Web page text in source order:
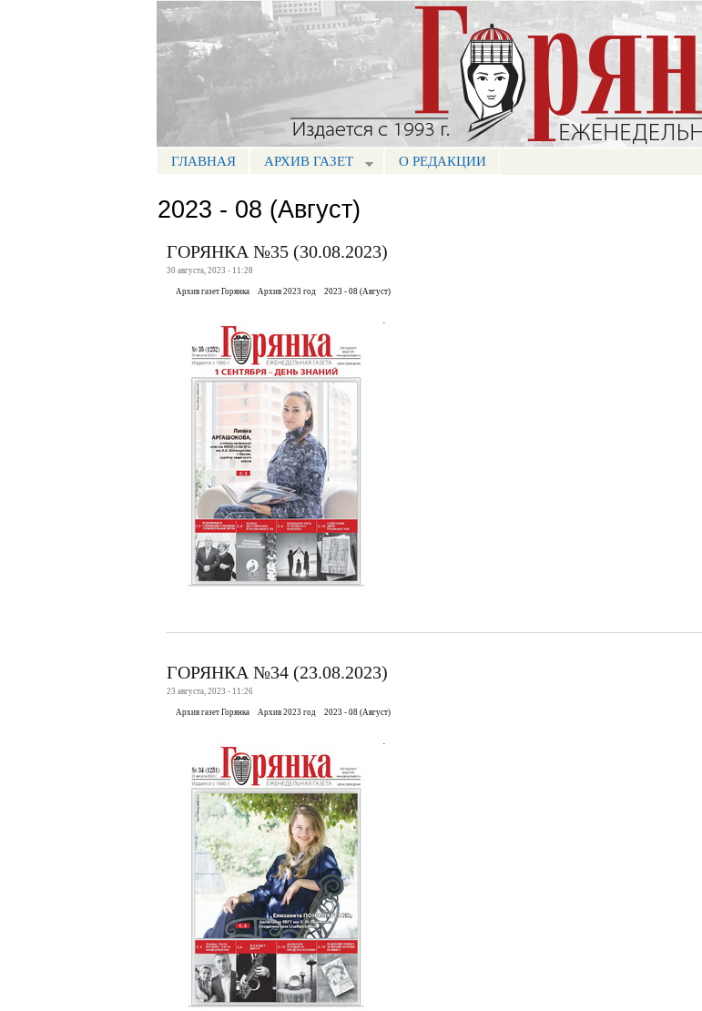
основному
содержанию
Портал СМИ КБР
МЕНЮ ГОРЯНКА
ГЛАВНАЯ АРХИВ ГАЗЕТ О РЕДАКЦИИ
2023 - 08 (Август)
ГОРЯНКА №35 (30.08.2023)
30 августа, 2023 - 11:28
Архив газет Горянка Архив 2023 год 2023 - 08 (Август)
ГОРЯНКА №34 (23.08.2023)
23 августа, 2023 - 11:26
Архив газет Горянка Архив 2023 год 2023 - 08 (Август)